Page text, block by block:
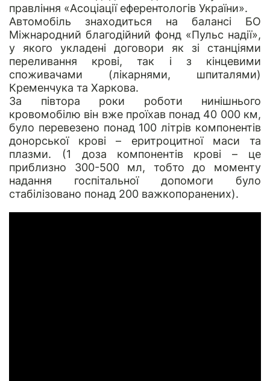
правління «Асоціації еферентологів України».
Автомобіль знаходиться на балансі БО
Міжнародний благодійний фонд «Пульс надії»,
у якого укладені договори як зі станціями
переливання крові, так і з кінцевими
споживачами (лікарнями, шпиталями)
Кременчука та Харкова.
За півтора роки роботи нинішнього
кровомобілю він вже проїхав понад 40 000 км,
було перевезено понад 100 літрів компонентів
донорської крові – еритроцитної маси та
плазми. (1 доза компонентів крові – це
приблизно 300-500 мл, тобто до моменту
надання госпітальної допомоги було
стабілізовано понад 200 важкопоранених).